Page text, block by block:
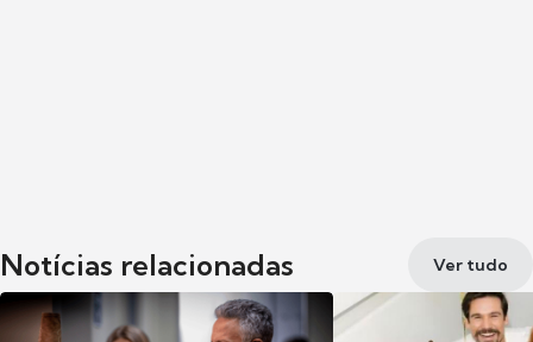
Notícias relacionadas Ver tudo